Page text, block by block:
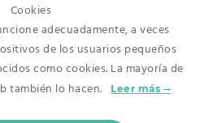
Cookies
adecuadamente, a veces
de los usuarios pequeños
como cookies. La mayoría de
también lo hacen.
Leer más